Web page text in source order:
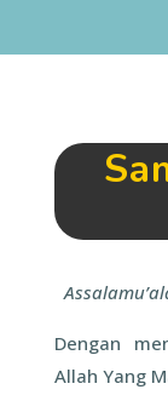
Dengan
Allah Yang